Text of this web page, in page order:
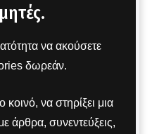
να ακούσετε
δωρεάν.
να στηρίξει μια
άρθρα, συνεντεύξεις,